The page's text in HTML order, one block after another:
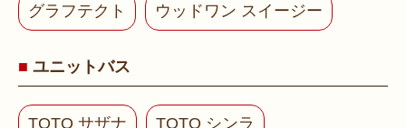
グラフテクト ウッドワン スイージー
ユニットバス
TOTO サザナ TOTO シンラ